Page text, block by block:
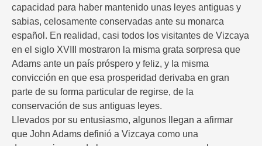
capacidad para haber mantenido unas leyes antiguas y
sabias, celosamente conservadas ante su monarca
español. En realidad, casi todos los visitantes de Vizcaya
en el siglo XVIII mostraron la misma grata sorpresa que
Adams ante un país próspero y feliz, y la misma
convicción en que esa prosperidad derivaba en gran
parte de su forma particular de regirse, de la
conservación de sus antiguas leyes.
Llevados por su entusiasmo, algunos llegan a afirmar
que John Adams definió a Vizcaya como una